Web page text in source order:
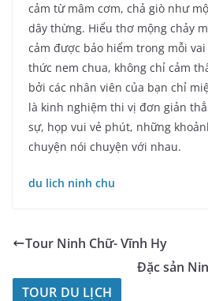
cảm từ mâm cơm, chả giò như
dây thừng. Hiểu thơ mộng chảy
cảm được bảo hiểm trong mỗi
thức nem chua, không chỉ cảm
bởi các nhân viên của bạn chỉ
là kinh nghiệm thi vị đơn giản
sự, họp vui vẻ phút, những
chuyện nói chuyện với nhau.
du lich ninh chu
Tour Ninh Chữ- Vĩnh Hy
Đặc sản
TOUR DU LỊCH